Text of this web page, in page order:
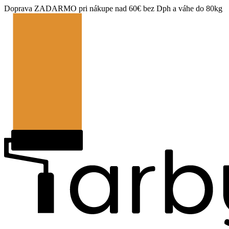
Doprava ZADARMO pri nákupe nad 60€ bez Dph a váhe do 80kg